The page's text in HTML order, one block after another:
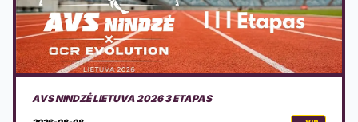
DOVILŲ KURORTO ŠVENTĖ 2026 + PROGRAMA